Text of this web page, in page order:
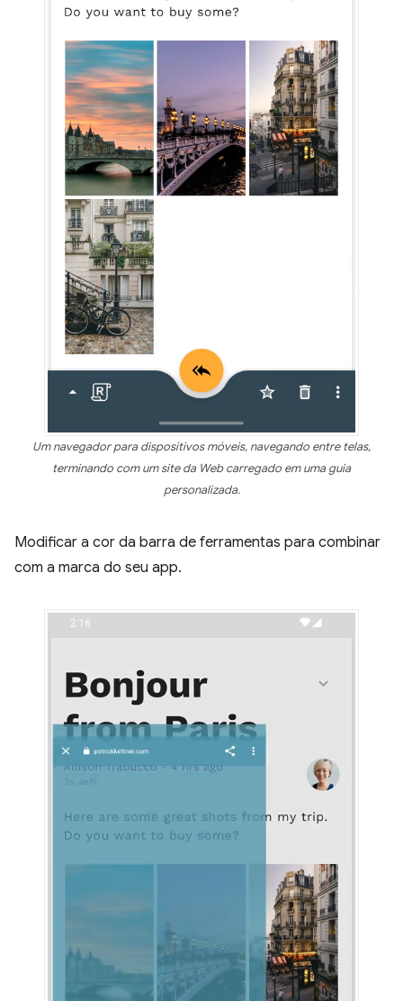
Um navegador para dispositivos móveis, navegando entre telas,
terminando com um site da Web carregado em uma guia
personalizada.
Modificar a cor da barra de ferramentas para combinar
com a marca do seu app.